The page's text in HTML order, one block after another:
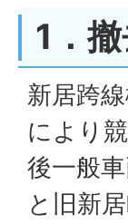
1．
新居跨
により
後一般
と旧新